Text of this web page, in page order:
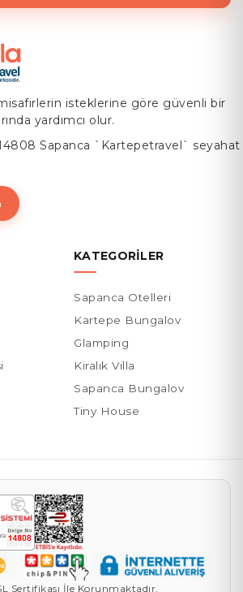
isteklerine göre güvenli bir
yardımcı olur.
Sapanca `Kartepetravel` seyahat
KATEGORILER
Sapanca Otelleri
Kartepe Bungalov
Glamping
Kiralık Villa
Sapanca Bungalov
Tiny House
Sertifikası İle Korunmaktadır.